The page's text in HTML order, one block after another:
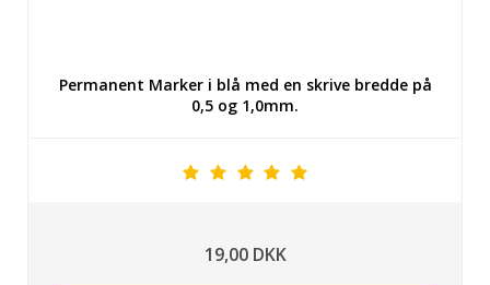
Permanent Marker i blå med en skrive bredde på
0,5 og 1,0mm.
19,00 DKK